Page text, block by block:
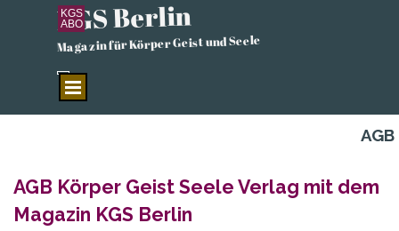
Direkt zum Seiteninhalt
KGS Berlin
Magazin für Körper Geist und Seele
KGS
ABO
Menü überspringen
AGB
AGB Körper Geist Seele Verlag mit dem
Magazin KGS Berlin